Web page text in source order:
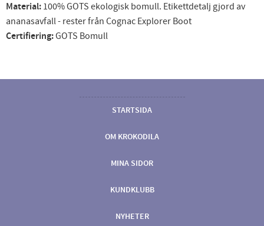
Material: 100% GOTS ekologisk bomull. Etikettdetalj gjord av
ananasavfall - rester från Cognac Explorer Boot
Certifiering:GOTS Bomull
STARTSIDA
OM KROKODILA
MINA SIDOR
KUNDKLUBB
NYHETER